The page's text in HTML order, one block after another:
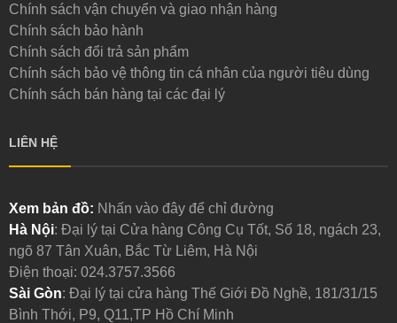
Chính sách vận chuyển và giao nhận hàng
Chính sách bảo hành
Chính sách đổi trả sản phẩm
Chính sách bảo vệ thông tin cá nhân của người tiêu dùng
Chính sách bán hàng tại các đại lý
LIÊN HỆ
Xem bản đồ: Nhấn vào đây để chỉ đường
Hà Nội: Đại lý tại Cửa hàng Công Cụ Tốt, Số 18, ngách 23,
ngõ 87 Tân Xuân, Bắc Từ Liêm, Hà Nội
Điện thoại: 024.3757.3566
Sài Gòn: Đại lý tại cửa hàng Thế Giới Đồ Nghề, 181/31/15
Bình Thới, P9, Q11,TP Hồ Chí Minh